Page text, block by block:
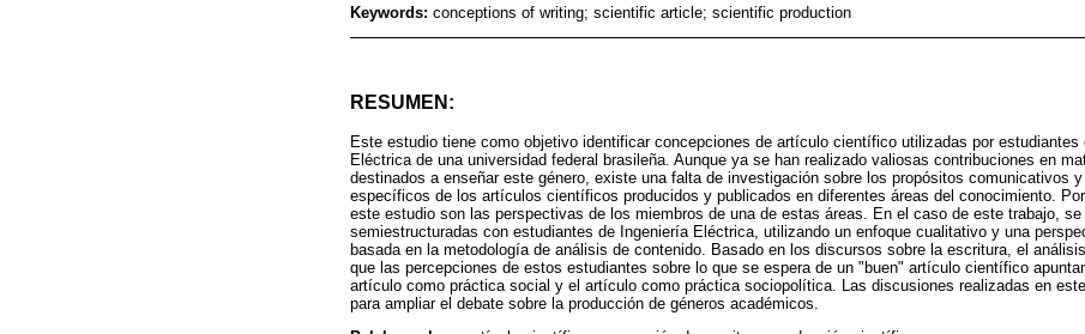
Keywords: conceptions of writing; scientific article; scientific production
RESUMEN:
Este estudio tiene como objetivo identificar concepciones de artículo científico utilizadas por estudiantes
Eléctrica de una universidad federal brasileña. Aunque ya se han realizado valiosas contribuciones en
destinados a enseñar este género, existe una falta de investigación sobre los propósitos comunicativos
específicos de los artículos científicos producidos y publicados en diferentes áreas del conocimiento.
este estudio son las perspectivas de los miembros de una de estas áreas. En el caso de este trabajo,
semiestructuradas con estudiantes de Ingeniería Eléctrica, utilizando un enfoque cualitativo y una
basada en la metodología de análisis de contenido. Basado en los discursos sobre la escritura, el
que las percepciones de estos estudiantes sobre lo que se espera de un "buen" artículo científico
artículo como práctica social y el artículo como práctica sociopolítica. Las discusiones realizadas en
para ampliar el debate sobre la producción de géneros académicos.